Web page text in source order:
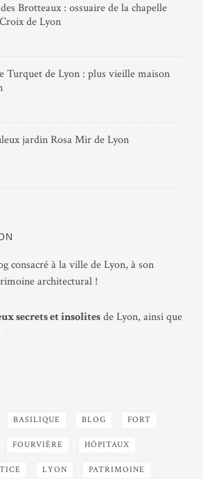
Brotteaux : ossuaire de la chapelle
de Lyon
Turquet de Lyon : plus vieille maison
jardin Rosa Mir de Lyon
consacré à la ville de Lyon, à son
architectural !
secrets et insolitesde Lyon, ainsi que
BASILIQUE BLOG FORT
FOURVIÈRE HÔPITAUX
LYON PATRIMOINE